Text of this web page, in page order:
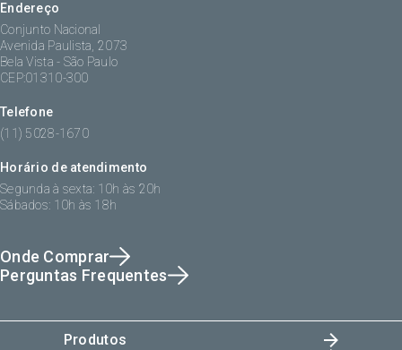
Endereço
Conjunto Nacional
Avenida Paulista, 2073
Bela Vista - São Paulo
CEP:01310-300
Telefone
(11) 5028-1670
Horário de atendimento
Segunda à sexta: 10h às 20h
Sábados: 10h às 18h
Onde Comprar
Perguntas Frequentes
Produtos